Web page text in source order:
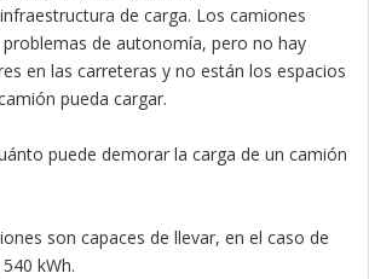
de carga. Los camiones
de autonomía, pero no hay
en las carreteras y no están los espacios
pueda cargar.
puede demorar la carga de un camión
son capaces de llevar, en el caso de
kWh.